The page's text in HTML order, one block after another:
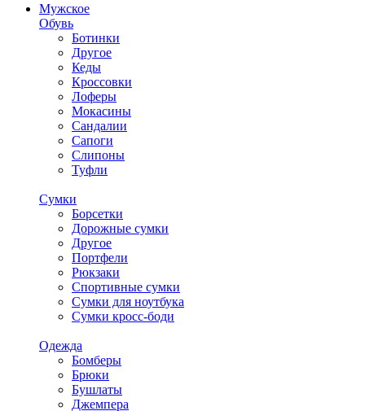
Мужское
Обувь
Ботинки
Другое
Кеды
Кроссовки
Лоферы
Мокасины
Сандалии
Сапоги
Слипоны
Туфли
Сумки
Борсетки
Дорожные сумки
Другое
Портфели
Рюкзаки
Спортивные сумки
Сумки для ноутбука
Сумки кросс-боди
Одежда
Бомберы
Брюки
Бушлаты
Джемпера